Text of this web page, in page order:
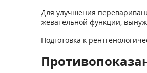
Для улучшения
жевательной функции,
Подготовка к